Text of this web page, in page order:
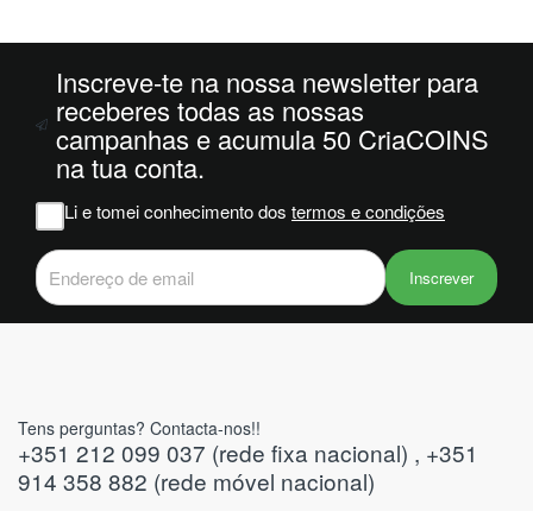
Inscreve-te na nossa newsletter para
receberes todas as nossas
campanhas e acumula 50 CriaCOINS
na tua conta.
Li e tomei conhecimento dos termos e condições
Inscrever
Tens perguntas? Contacta-nos!!
+351 212 099 037 (rede fixa nacional) , +351
914 358 882 (rede móvel nacional)